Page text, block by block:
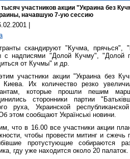
участников акции "Украина без
начавшую 7-ую сессию
скандируют "Кучма,
с надписями "Долой Кучму", "Долой
от Кучмы" и др.
участники акции "Украина без
Киева. Их количество резко
которые прошли пешим
сторонники партии
руха, Украинской
этом сообщают Українські новини.
что в 16.00 все участники акции
чтобы провести митинг и
протустующие собираются
гду уже находится около 20 палаток.